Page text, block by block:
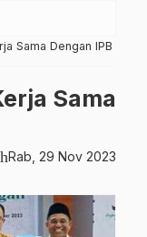
Sama Dengan IPB
Sama
Rab, 29 Nov 2023